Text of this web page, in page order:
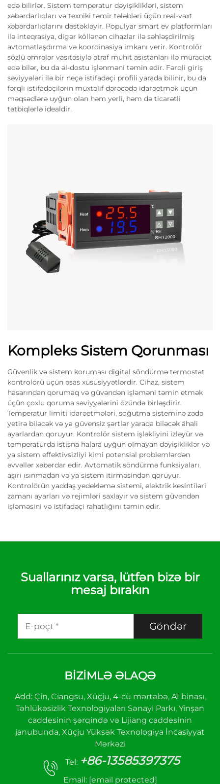
edə bilirlər. Sistem temperatur dəyişiklikləri, sistem
xəbərdarlıqları və texniki təmir tələbləri üçün real-vaxt
xəbərdarlıqlarını dəstəkləyir. Populyar smart ev platformları
ilə inteqrasiya, digər köllənən cihazlar ilə səhləşdirilmiş
avtomatlaşdırma və koordinasiya imkanı verir. Kontrolör
sözlü əmrələr vasitəsiylə ətraf mühit asistanları ilə müraciət
edə bilər, bu da əl-dostu işlənməni təmin edir. Fərqli giriş
səviyyələri ilə bir neçə istifadəçi profili yarada bilinir, bu da
fərqli istifadəçilərin müxtəlif dərəcədə idarəetmək üçün
məqsədlərə uyğun olan həm yerli, həm də ticarətli
tətbiqlərlə idealdir.
Kompleks Sistem Qorunması
Güvenlik və sistem koruması digital söndürmə termostat
kontrolörü üçün əsas xüsusiyyətlərdir. Cihaz, sistem
hasarından qorumaq və güvəndən işləməni təmin etmək
üçün çoxlu qoruma səviyyələrini özündə birləşdirir.
Temperatur limiti idarəetmələri, soğutma sisteminə zədə
yetirə biləcək və ya güvensiz şərtlər yarada biləcək ähali
ayarlardan qoruyur. Kontrolör sistem işləkliyini izləyür və
temperaturda istisna halara uyğun olmayan dəyişikliklər və
ya sistem effektivsizliyi kimi potensial problemlərdən
əvvəllər xəbərdar edir. Avtomatik söndürmə funksiyaları,
aşırı ısınmadan və ya sistem itirməsindən qoruyur.
Kontrolörün yaddaş yedekləmə sistemi, elektrik kesintiləri
zamanı ayarları və rejimləri saxlayır və sistem güvəndən
işləməsini və istifadəçi rahatlığını təmin edir.
Suallarınız varsa, lütfən bizə bir
mesaj bırakın
Göndər
BİZİMLƏ ƏLAQƏ
Add: Çin, Ciangsu, Xüçju, 4-cü mərtəbə, A1 binası,
Təhlükəsizlik Texnologiyaları Sənayi Parkı, Yinşan
caddesinin şərqində və Lijiang caddesinin
janubunda, Xüçju Yüksək Texnologiya İncasiyyat
Mərkəzi
Tel: +86-13585397375
Email: [email protected]